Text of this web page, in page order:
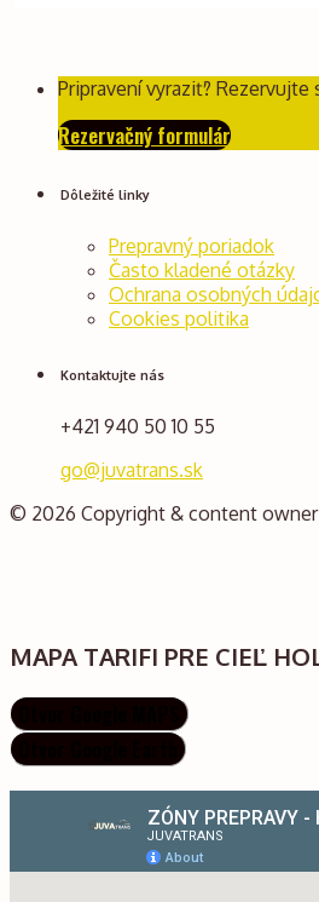
Pripravení vyraziť?
Rezervačný formulár
Dôležité linky
Prepravný poriadok
Často kladené otázky
Ochrana osobných
Cookies politika
Kontaktujte nás
+421 940 50 10 55
go@juvatrans.sk
© 2026 Copyright & content owner
MAPA TARIFI PRE CIEĽ